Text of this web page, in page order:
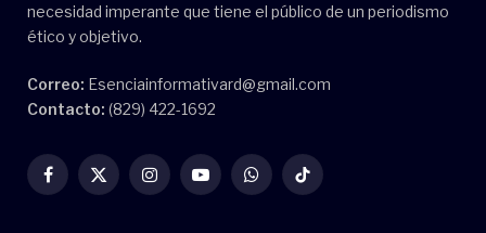
necesidad imperante que tiene el público de un periodismo
ético y objetivo.
Correo: Esenciainformativard@gmail.com
Contacto: (829) 422-1692
Facebook
X
InstagramYouTubeWhatsAppTikTok